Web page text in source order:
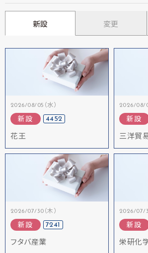
新設 変更
2026/08/05（水）
新設 4452
花王
2026/08/
新設
三洋貿
2026/07/30（木）
新設 7241
フタバ産業
2026/07/
新設
栄研化